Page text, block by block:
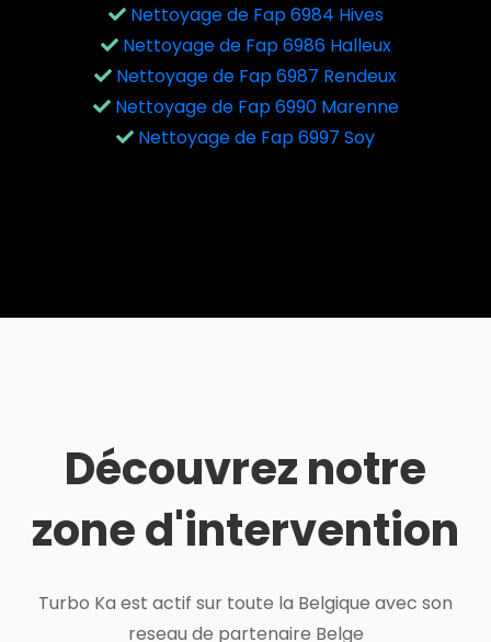
Nettoyage de Fap 6984 Hives
Nettoyage de Fap 6986 Halleux
Nettoyage de Fap 6987 Rendeux
Nettoyage de Fap 6990 Marenne
Nettoyage de Fap 6997 Soy
Découvrez notre
zone d'intervention
Turbo Ka est actif sur toute la Belgique avec son
reseau de partenaire Belge